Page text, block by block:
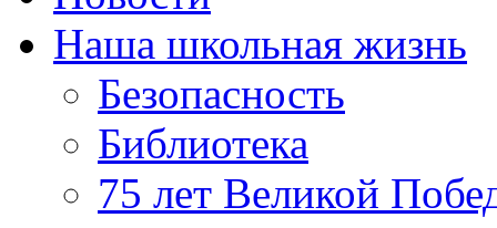
Наша школьная жизнь
Безопасность
Библиотека
75 лет Великой